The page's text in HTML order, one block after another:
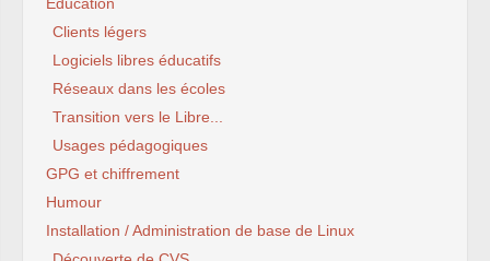
Clients légers
Logiciels libres éducatifs
Réseaux dans les écoles
Transition vers le Libre...
Usages pédagogiques
GPG et chiffrement
Humour
Installation / Administration de base de Linux